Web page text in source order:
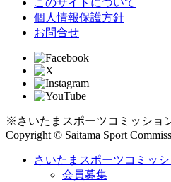
個人情報保護方針
お問合せ
※さいたまスポーツコミッショ
Copyright © Saitama Sport
さいたまスポーツコミッ
会員募集